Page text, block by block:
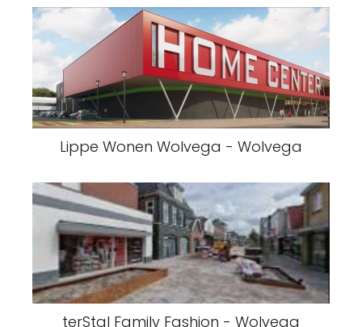
Lippe Wonen Wolvega - Wolvega
terStal Family Fashion - Wolvega